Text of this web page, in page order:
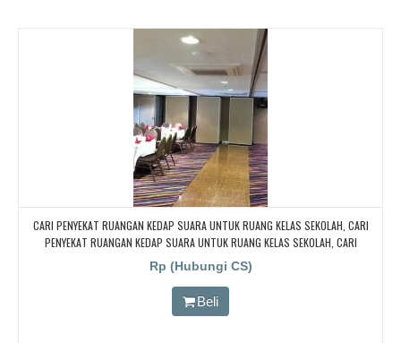
CARI PENYEKAT RUANGAN KEDAP SUARA UNTUK RUANG KELAS SEKOLAH, CARI
PENYEKAT RUANGAN KEDAP SUARA UNTUK RUANG KELAS SEKOLAH, CARI
PENYEKAT RUANGAN KEDAP SUARA UNTUK RUANG KELAS SEKOLAH, CARI
PENYEKAT RUANGAN KEDAP SUARA UNTUK RUANG KELAS SEKOLAH
Rp (Hubungi CS)
Beli